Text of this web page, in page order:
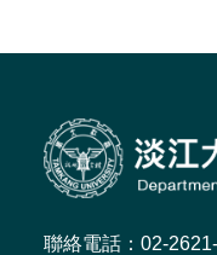
聯絡電話：02-